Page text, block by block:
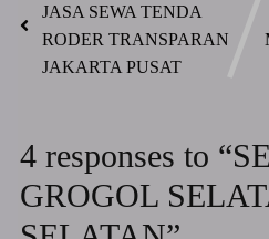
JASA SEWA TENDA
RODER TRANSPARAN
JAKARTA PUSAT
4 responses to
GROGOL